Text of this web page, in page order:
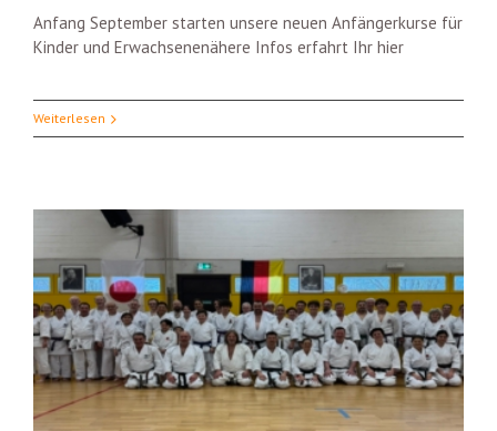
Anfang September starten unsere neuen Anfängerkurse für
Kinder und Erwachsenenähere Infos erfahrt Ihr hier
Weiterlesen